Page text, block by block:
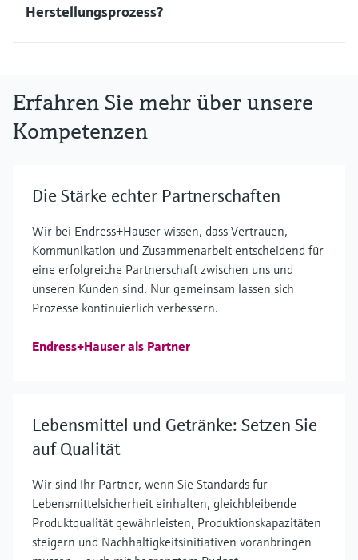
Herstellungsprozess?
Erfahren Sie mehr über unsere
Kompetenzen
Die Stärke echter Partnerschaften
Wir bei Endress+Hauser wissen, dass Vertrauen,
Kommunikation und Zusammenarbeit entscheidend für
eine erfolgreiche Partnerschaft zwischen uns und
unseren Kunden sind. Nur gemeinsam lassen sich
Prozesse kontinuierlich verbessern.
Endress+Hauser als Partner
Lebensmittel und Getränke: Setzen Sie
auf Qualität
Wir sind Ihr Partner, wenn Sie Standards für
Lebensmittelsicherheit einhalten, gleichbleibende
Produktqualität gewährleisten, Produktionskapazitäten
steigern und Nachhaltigkeitsinitiativen voranbringen